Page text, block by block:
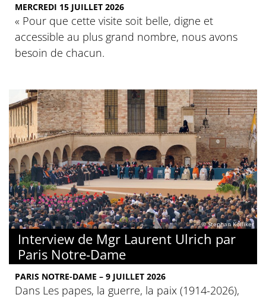
MERCREDI 15 JUILLET 2026
« Pour que cette visite soit belle, digne et
accessible au plus grand nombre, nous avons
besoin de chacun.
© Stephan Kölliker
Interview de Mgr Laurent Ulrich par
Paris Notre-Dame
PARIS NOTRE-DAME – 9 JUILLET 2026
Dans Les papes, la guerre, la paix (1914-2026),